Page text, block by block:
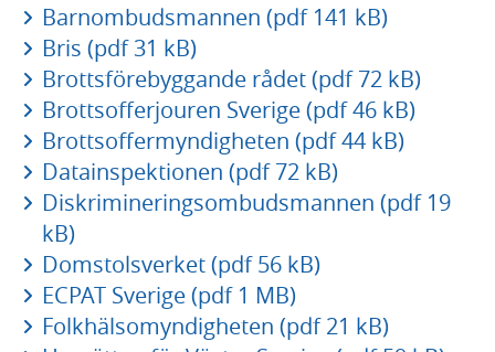
Barnombudsmannen (pdf 141 kB)
Bris (pdf 31 kB)
Brottsförebyggande rådet (pdf 72 kB)
Brottsofferjouren Sverige (pdf 46 kB)
Brottsoffermyndigheten (pdf 44 kB)
Datainspektionen (pdf 72 kB)
Diskrimineringsombudsmannen (pdf 19
kB)
Domstolsverket (pdf 56 kB)
ECPAT Sverige (pdf 1 MB)
Folkhälsomyndigheten (pdf 21 kB)